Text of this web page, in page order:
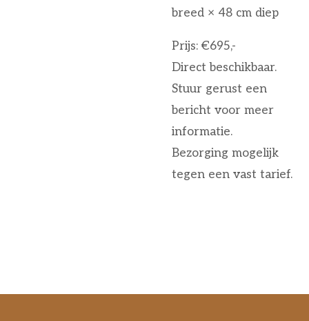
breed × 48 cm diep
Prijs: €695,-
Direct beschikbaar.
Stuur gerust een
bericht voor meer
informatie.
Bezorging mogelijk
tegen een vast tarief.